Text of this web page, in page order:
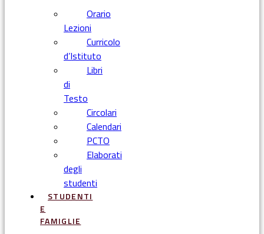
Orario
Lezioni
Curricolo
d’Istituto
Libri
di
Testo
Circolari
Calendari
PCTO
Elaborati
degli
studenti
STUDENTI
E
FAMIGLIE